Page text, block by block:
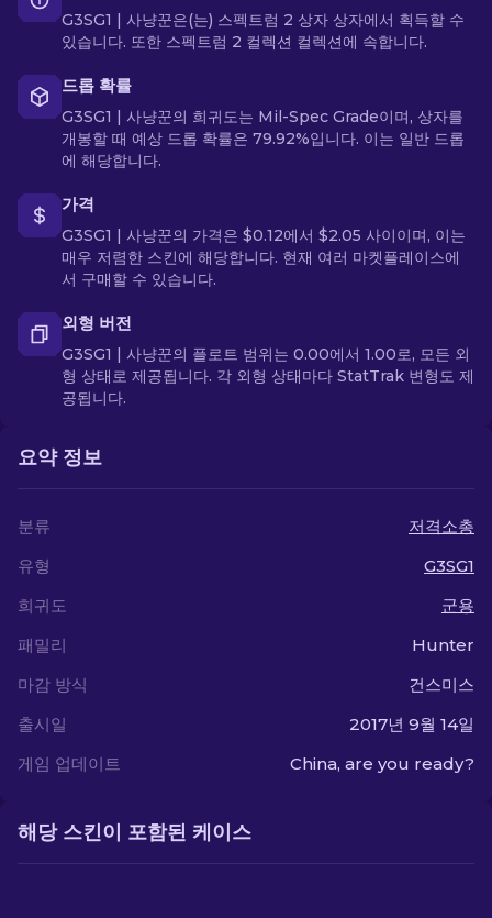
G3SG1 | 사냥꾼은(는) 스펙트럼 2 상자 상자에서 획득할 수
있습니다. 또한 스펙트럼 2 컬렉션 컬렉션에 속합니다.
드롭 확률
G3SG1 | 사냥꾼의 희귀도는 Mil-Spec Grade이며, 상자를
개봉할 때 예상 드롭 확률은 79.92%입니다. 이는 일반 드롭
에 해당합니다.
가격
G3SG1 | 사냥꾼의 가격은 $0.12에서 $2.05 사이이며, 이는
매우 저렴한 스킨에 해당합니다. 현재 여러 마켓플레이스에
서 구매할 수 있습니다.
외형 버전
G3SG1 | 사냥꾼의 플로트 범위는 0.00에서 1.00로, 모든 외
형 상태로 제공됩니다. 각 외형 상태마다 StatTrak 변형도 제
공됩니다.
요약 정보
분류
저격소총
유형
G3SG1
희귀도
군용
패밀리
Hunter
마감 방식
건스미스
출시일
2017년 9월 14일
게임 업데이트
China, are you ready?
해당 스킨이 포함된 케이스